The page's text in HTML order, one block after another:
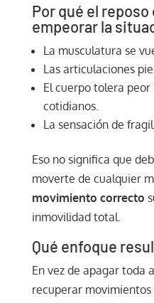
Por qué el
empeorar la
La musculatura se
Las articulaciones
El cuerpo tolera
cotidianos.
La sensación de
Eso no significa que
moverte de cualquier
movimiento correcto
inmovilidad total.
Qué enfoque
En vez de apagar toda
recuperar movimientos